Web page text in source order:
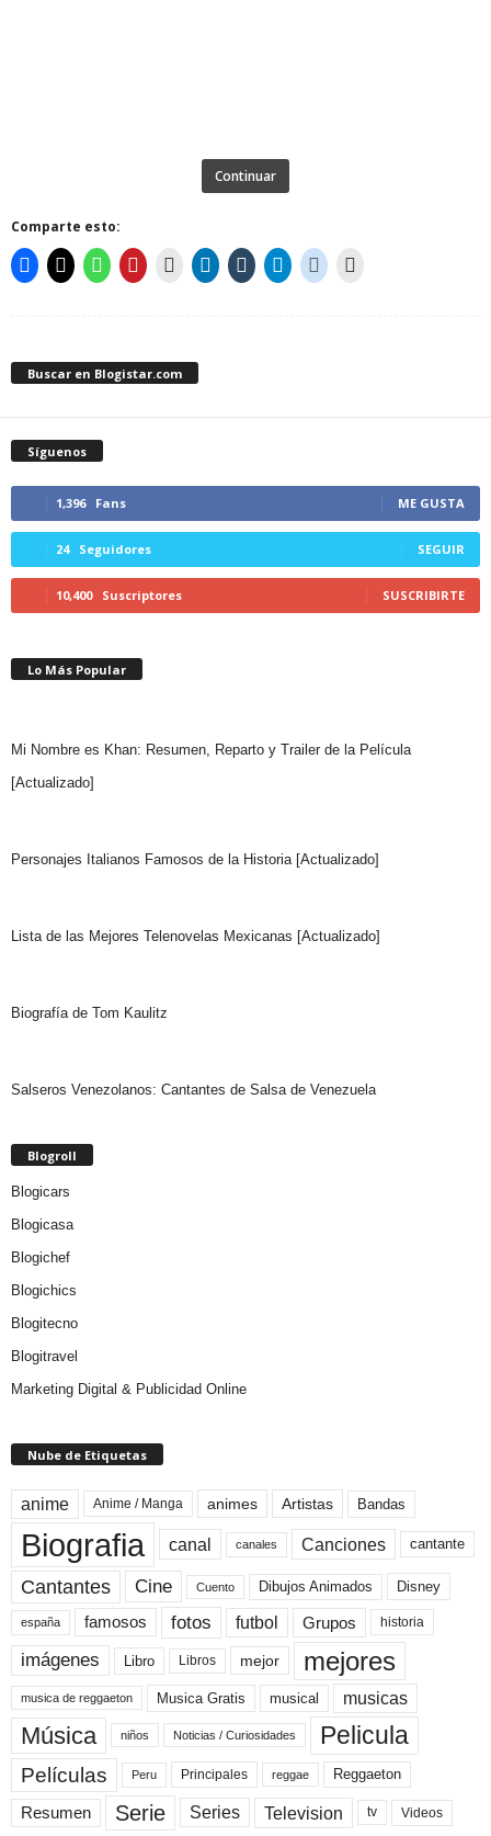
Continuar
Comparte esto:
Buscar en Blogistar.com
Síguenos
1,396 Fans ME GUSTA
24 Seguidores SEGUIR
10,400 Suscriptores SUSCRIBIRTE
Lo Más Popular
Mi Nombre es Khan: Resumen, Reparto y Trailer de la Película
[Actualizado]
Personajes Italianos Famosos de la Historia [Actualizado]
Lista de las Mejores Telenovelas Mexicanas [Actualizado]
Biografía de Tom Kaulitz
Salseros Venezolanos: Cantantes de Salsa de Venezuela
Blogroll
Blogicars
Blogicasa
Blogichef
Blogichics
Blogitecno
Blogitravel
Marketing Digital & Publicidad Online
Nube de Etiquetas
anime Anime / Manga animes Artistas Bandas
Biografia canal canales Canciones cantante
Cantantes Cine Cuento Dibujos Animados Disney
españa famosos fotos futbol Grupos historia
imágenes Libro Libros mejor mejores
musica de reggaeton Musica Gratis musical musicas
Música niños Noticias / Curiosidades Pelicula
Películas Peru Principales reggae Reggaeton
Resumen Serie Series Television tv Videos